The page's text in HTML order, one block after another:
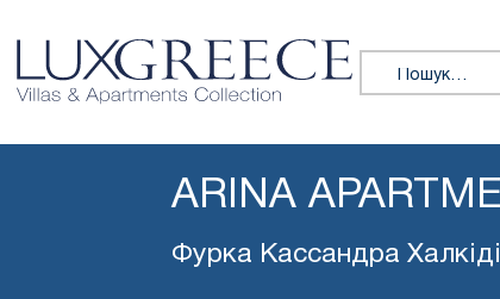
Пошук:
ARINA
Фурка Кассандра